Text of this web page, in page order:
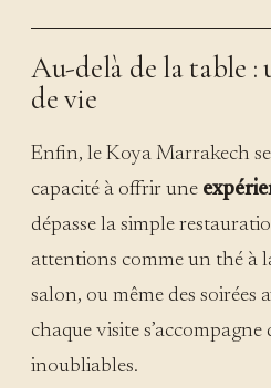
Au-delà de la table :
de vie
Enfin, le Koya Marrakech
capacité à offrir une
dépasse la simple
attentions comme un thé à
salon, ou même des soirées
chaque visite s’accompagne
inoubliables.